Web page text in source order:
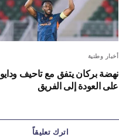
أخبار وطنية
نهضة بركان يتفق مع تاحيف ودايو
على العودة إلى الفريق
اترك تعليقاً